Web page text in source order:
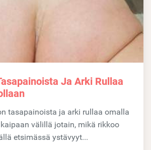
Ja Arki Rullaa
tasapainoista ja arki rullaa omalla
välillä jotain, mikä rikkoo
etsimässä ystävyyt...